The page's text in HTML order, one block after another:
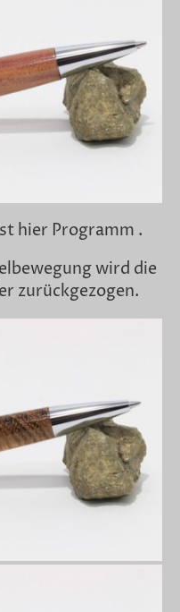
hier Programm .
wird die
zurückgezogen.